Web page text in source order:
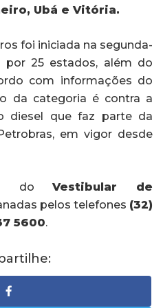
Ubá e Vitória.
foi iniciada na segunda-
por 25 estados, além do
com informações do
da categoria é contra a
diesel que faz parte da
em vigor desde
doVestibular de
pelos telefones (32)
5600.